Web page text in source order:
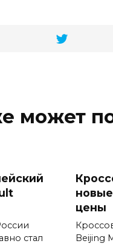
может
стал
цены
Beijing